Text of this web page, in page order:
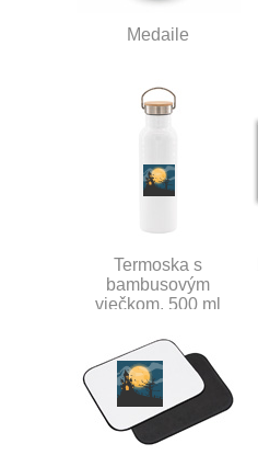
Medaile
Termoska s
bambusovým
viečkom, 500 ml